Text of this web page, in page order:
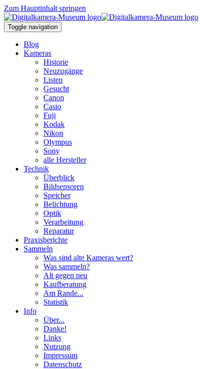
Zum Hauptinhalt springen
Toggle navigation
Blog
Kameras
Historie
Neuzugänge
Listen
Gesucht
Canon
Casio
Fuji
Kodak
Nikon
Olympus
Sony
alle Hersteller
Technik
Überblick
Bildsensoren
Speicher
Belichtung
Optik
Verarbeitung
Reparatur
Praxisberichte
Sammeln
Was sind alte Kameras wert?
Was sammeln?
Alt gegen neu
Kaufberatung
Am Rande...
Statistik
Info
Über...
Danke!
Links
Nutzung
Impressum
Datenschutz